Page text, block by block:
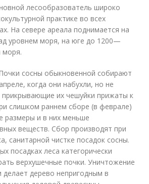
лесообразователь широко
практике во всех
На севере ареала поднимается на
уровнем моря, на юге до 1200—
моря.
сосны обыкновенной собирают
когда они набухли, но не
прикрывающие их чешуйки прижаты к
слишком раннем сборе (в феврале)
размеры и в них меньше
веществ. Сбор производят при
санитарной чистке посадок сосны.
посадках леса категорически
верхушечные почки. Уничтожение
делает дерево непригодным в